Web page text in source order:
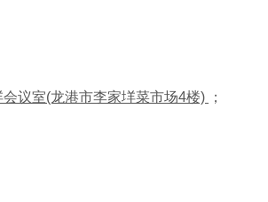
议室(龙港市李家垟菜市场4楼) ；